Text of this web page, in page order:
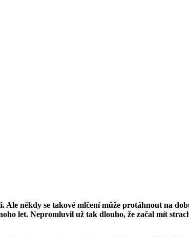
někdy se takové mlčení může protáhnout na
let. Nepromluvil už tak dlouho, že začal mít